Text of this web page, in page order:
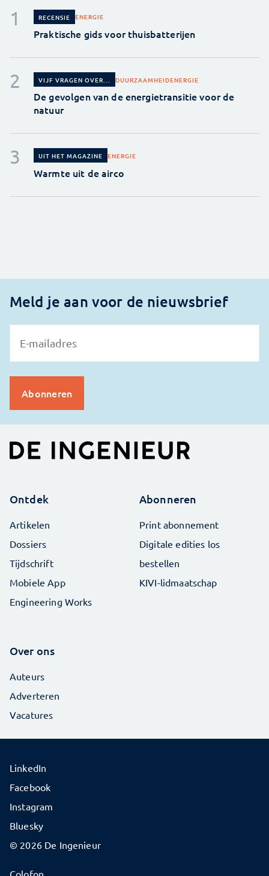
RECENSIE ENERGIE
Praktische gids voor thuisbatterijen
VIJF VRAGEN OVER... DUURZAAMHEIDENERGIE
De gevolgen van de energietransitie voor de
natuur
UIT HET MAGAZINE ENERGIE
Warmte uit de airco
Meld je aan voor de nieuwsbrief
Ontdek
Artikelen
Dossiers
Tijdschrift
Mobiele App
Engineering Works
Abonneren
Print abonnement
Digitale edities los
bestellen
KIVI-lidmaatschap
Over ons
Auteurs
Adverteren
Vacatures
© 2026 De Ingenieur
Colofon
LinkedIn
Facebook
Instagram
Bluesky